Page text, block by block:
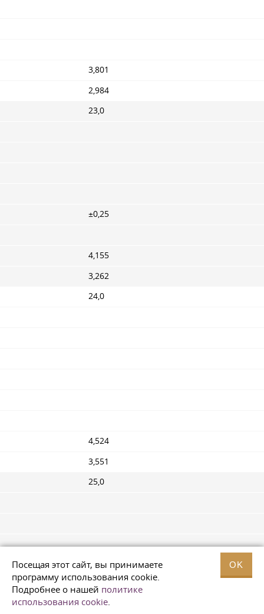
Посещая этот сайт, вы принимаете
программу использования cookie.
Подробнее о нашей политике
использования cookie.
OK
3,801
2,984
23,0
±0,25
4,155
3,262
24,0
4,524
3,551
25,0